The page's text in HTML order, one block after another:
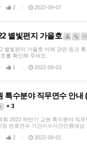
2 2022-09-07
별빛편지 가을호 H
별빛편지 가을호 아래 관련 링크 혹
를 확인해 주세요.
1 2022-09-03
특수분야 직무연수 안내
+ 3
회 2022 하반기 교원 특수분야 직무
번호연수 기간이수시간인원대상 .
2 2022-09-01